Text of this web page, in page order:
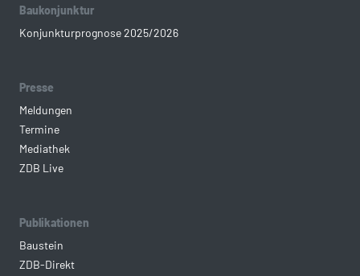
Baukonjunktur
Konjunkturprognose 2025/2026
Presse
Meldungen
Termine
Mediathek
ZDB Live
Publikationen
Baustein
ZDB-Direkt